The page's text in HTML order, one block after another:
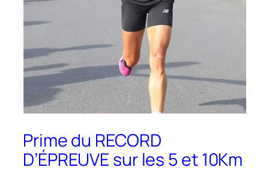
Prime du RECORD
D’ÉPREUVE sur les 5 et 10Km